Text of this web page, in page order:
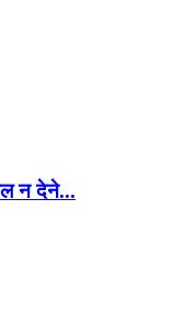
न देने...